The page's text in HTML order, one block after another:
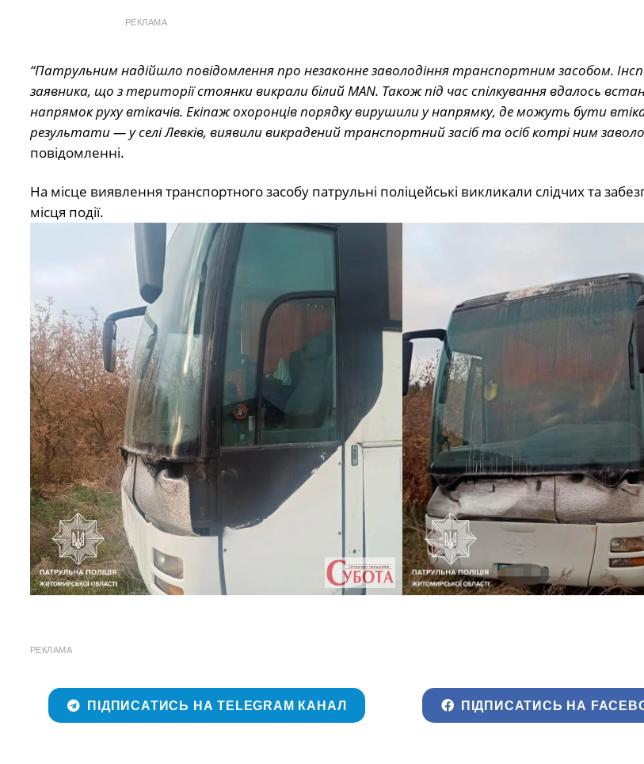
РЕКЛАМА
“Патрульним надійшло повідомлення про незаконне заволодіння транспортним засобом.
заявника, що з території стоянки викрали білий MAN. Також під час спілкування вдалось
напрямок руху втікачів. Екіпаж охоронців порядку вирушили у напрямку, де можуть бути
результати — у селі Левків, виявили викрадений транспортний засіб та осіб котрі ним
повідомленні.
На місце виявлення транспортного засобу патрульні поліцейські викликали слідчих та
місця події.
РЕКЛАМА
ПІДПИСАТИСЬ НА TELEGRAM КАНАЛ ПІДПИСАТИСЬ НА